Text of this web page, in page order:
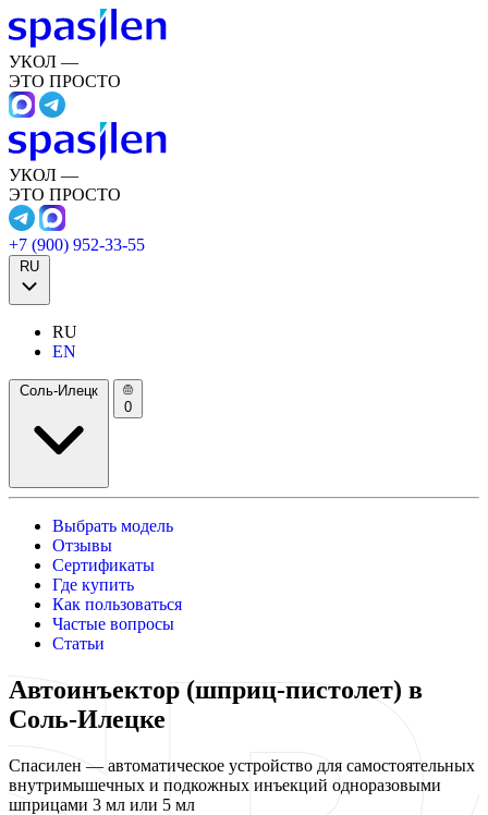
УКОЛ —
ЭТО ПРОСТО
УКОЛ —
ЭТО ПРОСТО
+7 (900) 952-33-55
RU
RU
EN
Соль-Илецк
0
Выбрать модель
Отзывы
Сертификаты
Где купить
Как пользоваться
Частые вопросы
Статьи
Автоинъектор (шприц-пистолет) в
Соль-Илецке
Спасилен — автоматическое устройство для самостоятельных
внутримышечных и подкожных инъекций одноразовыми
шприцами 3 мл или 5 мл